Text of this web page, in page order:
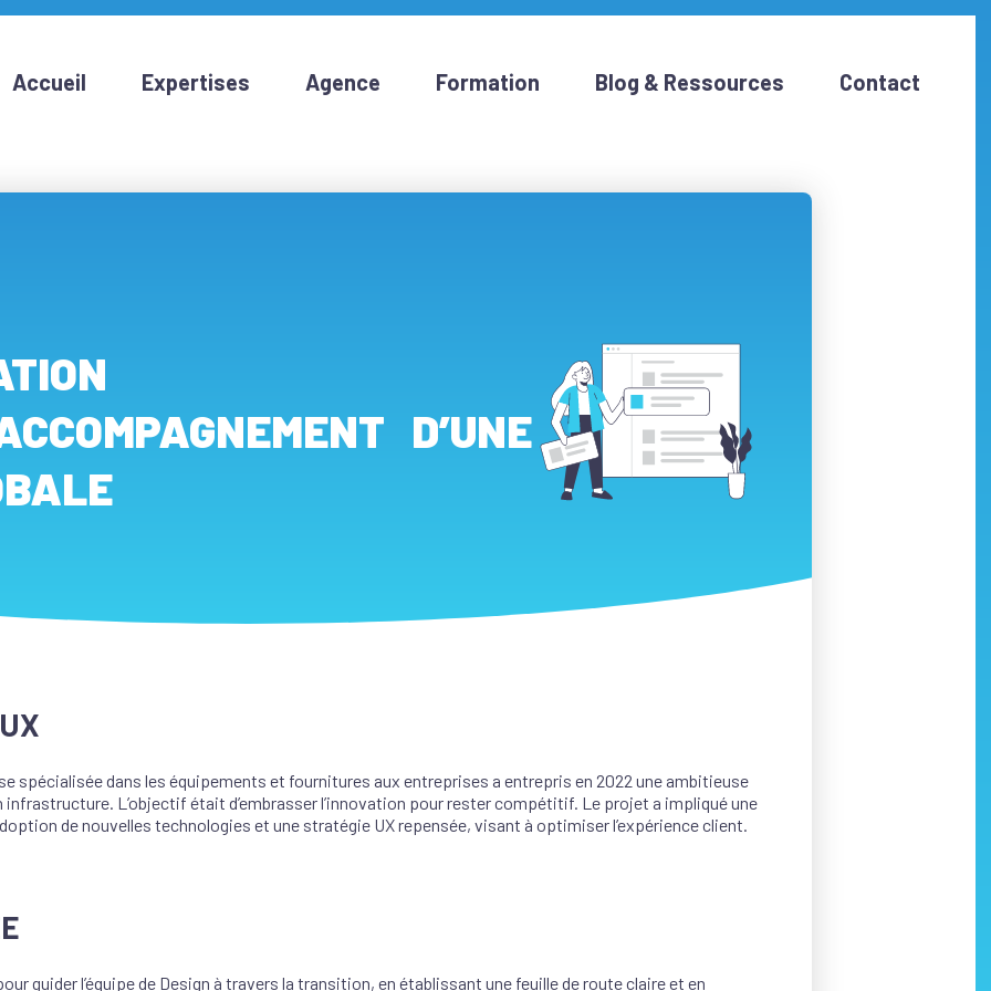
Accueil Expertises Agence Formation Blog & Ressources Contact
D’UNE
spécialisée dans les équipements et fournitures aux entreprises a entrepris en 2022 une ambitieuse
L’objectif était d’embrasser l’innovation pour rester compétitif. Le projet a impliqué une
de nouvelles technologies et une stratégie UX repensée, visant à optimiser l’expérience client.
guiderl’équipe de Design à travers la transition, en établissant une feuille de route claireet en